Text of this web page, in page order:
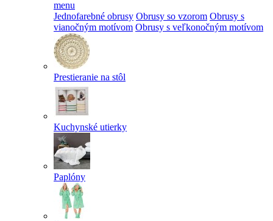
menu
Jednofarebné obrusy Obrusy so vzorom Obrusy s
vianočným motívom Obrusy s veľkonočným motívom
Prestieranie na stôl
Kuchynské utierky
Paplóny